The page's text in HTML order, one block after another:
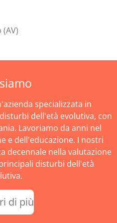
specializzata in
dell'età evolutiva, con
Lavoriamo da anni nel
e dell'educazione. I nostri
decennale nella valutazione
disturbi dell'età
di più